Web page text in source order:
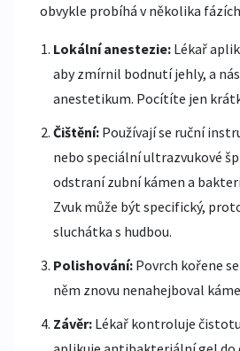
obvykle probíhá v několika
Lokální anestezie: Lékař
aby zmírnil bodnutí jehly, a
anestetikum. Pocítíte jen
Čištění: Používají se ruční
nebo speciální ultrazvukové
odstraní zubní kámen a
Zvuk může být specifický,
sluchátka s hudbou.
Polishování: Povrch kořene
něm znovu nenahejboval
Závěr: Lékař kontroluje